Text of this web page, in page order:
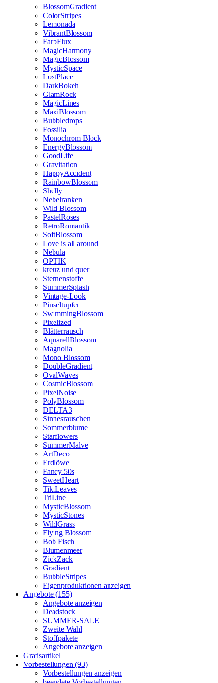
BlossomGradient
ColorStripes
Lemonada
VibrantBlossom
FarbFlux
MagicHarmony
MagicBlossom
MysticSpace
LostPlace
DarkBokeh
GlamRock
MagicLines
MaxiBlossom
Bubbledrops
Fossilia
Monochrom Block
EnergyBlossom
GoodLife
Gravitation
HappyAccident
RainbowBlossom
Shelly
Nebelranken
Wild Blossom
PastelRoses
RetroRomantik
SoftBlossom
Love is all around
Nebula
OPTIK
kreuz und quer
Sternenstoffe
SummerSplash
Vintage-Look
Pinseltupfer
SwimmingBlossom
Pixelized
Blätterrausch
AquarellBlossom
Magnolia
Mono Blossom
DoubleGradient
OvalWaves
CosmicBlossom
PixelNoise
PolyBlossom
DELTA3
Sinnesrauschen
Sommerblume
Starflowers
SummerMalve
ArtDeco
Erdlöwe
Fancy 50s
SweetHeart
TikiLeaves
TriLine
MysticBlossom
MysticStones
WildGrass
Flying Blossom
Bob Fisch
Blumenmeer
ZickZack
Gradient
BubbleStripes
Eigenproduktionen anzeigen
Angebote (155)
Angebote anzeigen
Deadstock
SUMMER-SALE
Zweite Wahl
Stoffpakete
Angebote anzeigen
Gratisartikel
Vorbestellungen (93)
Vorbestellungen anzeigen